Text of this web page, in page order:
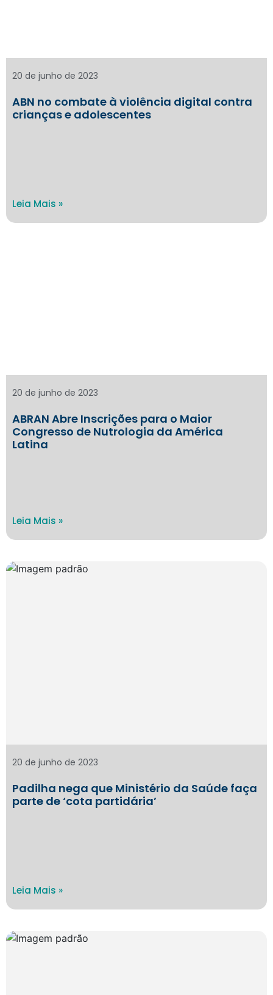
ABN no combate à violência digital contra
crianças e adolescentes
20 de junho de 2023
Leia Mais »
ABRAN Abre Inscrições para o Maior
Congresso de Nutrologia da América
Latina
20 de junho de 2023
Leia Mais »
Padilha nega que Ministério da Saúde faça
parte de ‘cota partidária’
20 de junho de 2023
Leia Mais »